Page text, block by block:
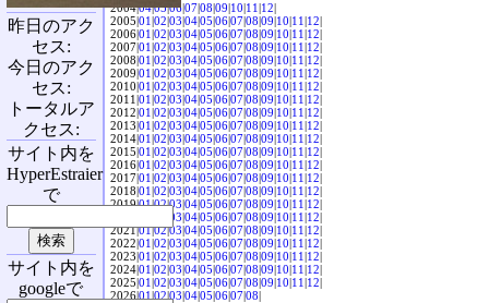
2004|04|05|06|07|08|09|10|11|12|
2005|01|02|03|04|05|06|07|08|09|10|11|12|
2006|01|02|03|04|05|06|07|08|09|10|11|12|
2007|01|02|03|04|05|06|07|08|09|10|11|12|
2008|01|02|03|04|05|06|07|08|09|10|11|12|
2009|01|02|03|04|05|06|07|08|09|10|11|12|
2010|01|02|03|04|05|06|07|08|09|10|11|12|
2011|01|02|03|04|05|06|07|08|09|10|11|12|
2012|01|02|03|04|05|06|07|08|09|10|11|12|
2013|01|02|03|04|05|06|07|08|09|10|11|12|
2014|01|02|03|04|05|06|07|08|09|10|11|12|
2015|01|02|03|04|05|06|07|08|09|10|11|12|
2016|01|02|03|04|05|06|07|08|09|10|11|12|
2017|01|02|03|04|05|06|07|08|09|10|11|12|
2018|01|02|03|04|05|06|07|08|09|10|11|12|
2019|01|02|03|04|05|06|07|08|09|10|11|12|
03|04|05|06|07|08|09|10|11|12|
2021|01|02|03|04|05|06|07|08|09|10|11|12|
2022|01|02|03|04|05|06|07|08|09|10|11|12|
2023|01|02|03|04|05|06|07|08|09|10|11|12|
2024|01|02|03|04|05|06|07|08|09|10|11|12|
2025|01|02|03|04|05|06|07|08|09|10|11|12|
2026|01|02|03|04|05|06|07|08|
昨日のアク
セス:
今日のアク
セス:
トータルア
クセス:
サイト内を
HyperEstraier
で
サイト内を
googleで